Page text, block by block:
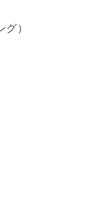
）